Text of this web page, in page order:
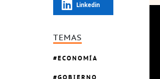
Linkedin
TEMAS
ECONOMÍA